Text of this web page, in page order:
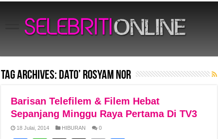
Tag Archives: Dato’ Rosyam Nor
Barisan Telefilem & Filem Hebat
Sepanjang Minggu Raya Pertama Di TV3
18 Julai, 2014 HIBURAN 0